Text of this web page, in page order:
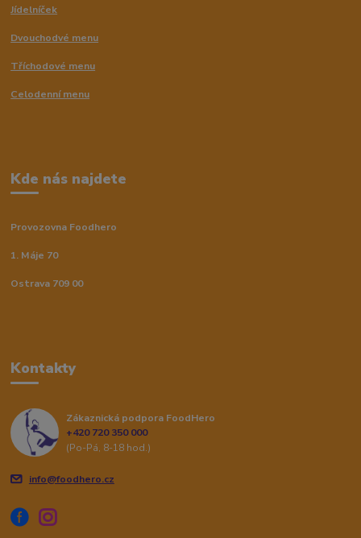
Jídelníček
Dvouchodvé menu
Tříchodové menu
Celodenní menu
Kde nás najdete
Provozovna Foodhero
1. Máje 70
Ostrava 709 00
Kontakty
Zákaznická podpora FoodHero
+420 720 350 000
(Po-Pá, 8-18 hod.)
info@foodhero.cz